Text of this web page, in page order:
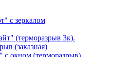
с зеркалом
(терморазрыв 3к).
(заказная)
с окном (терморазрыв).